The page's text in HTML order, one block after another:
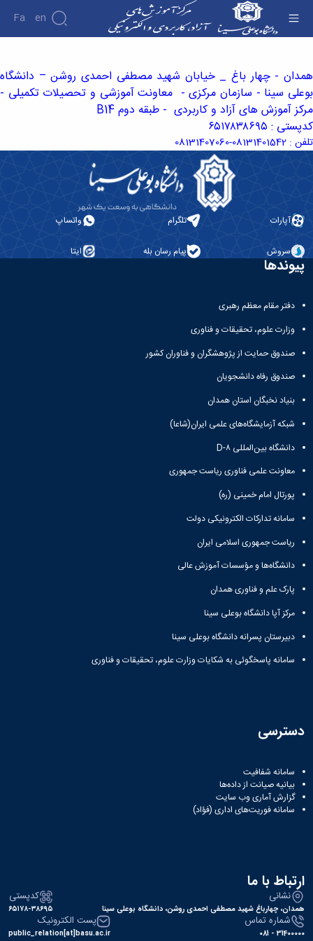
Fa En
همدان - چهار باغ _ خیابان شهید مصطفی احمدی روشن – دانشگاه
بوعلی سینا - سازمان مرکزی - معاونت آموزشی و تحصیلات تکمیلی -
مرکز آموزش های آزاد و کاربردی - طبقه دوم B14
کدپستی : ۶۵۱۷۸۳۸۶۹۵
تلفن : 08131401542-08131407060
آپارات تلگرام واتساپ
سروش پیام رسان بله ایتا
پیوندها
دفتر مقام معظم رهبری
وزارت علوم، تحقیقات و فناوری
صندوق حمایت از پژوهشگران و فناوران کشور
صندوق رفاه دانشجویان
بنیاد نخبگان استان همدان
شبکه آزمایشگاه‌های علمی ایران(شاعا)
دانشگاه بین‌المللی D-۸
معاونت علمی فناوری ریاست جمهوری
پورتال امام خمینی (ره)
سامانه تدارکات الکترونیکی دولت
ریاست جمهوری اسلامی ایران
دانشگاه‌ها و مؤسسات آموزش عالی
پارک علم و فناوری همدان
مرکز آپا دانشگاه بوعلی سینا
دبیرستان پسرانه دانشگاه بوعلی سینا
سامانه پاسخگوئی به شکایات وزارت علوم، تحقیقات و فناوری
دسترسی
سامانه شفافیت
بیانیه صیانت از داده‌ها
گزارش آماری وب‌ سایت
سامانه فوریت‌های اداری (فؤاد)
ارتباط با ما
نشانی
همدان، چهارباغ شهید مصطفی احمدی روشن، دانشگاه بوعلی سینا
کدپستی
۶۵۱۷۸-۳۸۶۹۵
شماره تماس
31400000 - 081
پست الکترونیک
public_relation[at]basu.ac.ir